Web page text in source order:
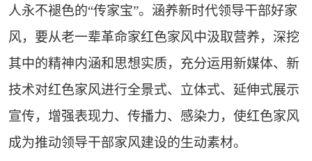
人永不褪色的“传家宝”。涵养新时代领导干部好家
风，要从老一辈革命家红色家风中汲取营养，深挖
其中的精神内涵和思想实质，充分运用新媒体、新
技术对红色家风进行全景式、立体式、延伸式展示
宣传，增强表现力、传播力、感染力，使红色家风
成为推动领导干部家风建设的生动素材。